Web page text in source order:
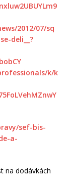
2012/07/sq
deli__?
k/k
sef-bis-
a-
na dodávkách